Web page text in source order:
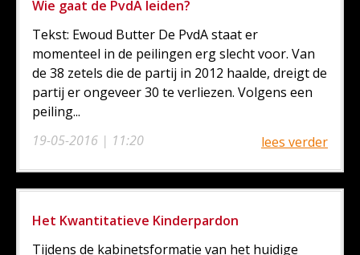
Wie gaat de PvdA leiden?
19-05-2016 | 11:20
Tekst: Ewoud Butter De PvdA staat er
momenteel in de peilingen erg slecht voor. Van
de 38 zetels die de partij in 2012 haalde, dreigt de
partij er ongeveer 30 te verliezen. Volgens een
peiling...
lees verder
Het Kwantitatieve Kinderpardon
Tijdens de kabinetsformatie van het huidige